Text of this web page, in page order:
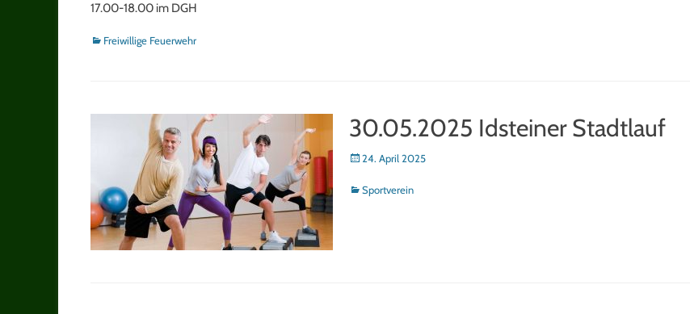
17.00-18.00 im DGH
Kategorien
Freiwillige Feuerwehr
30.05.2025 Idsteiner Stadtlauf
Posted24. April 2025
Kategorien
Sportverein